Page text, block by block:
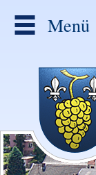
Menü